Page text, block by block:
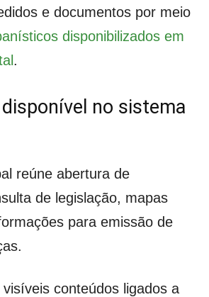
e documentos por meio
disponibilizados em
.
no sistema
reúne abertura de
de legislação, mapas
para emissão de
conteúdos ligados a